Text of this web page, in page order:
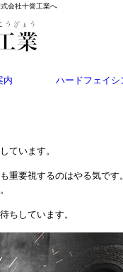
会社十誉工業へ
内 ハードフェイシ
ています。
重要視するのはやる気で
ちしています。